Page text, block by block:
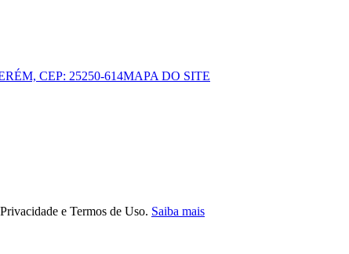
CEP: 25250-614MAPA DO SITE
e Termos de Uso. Saiba mais